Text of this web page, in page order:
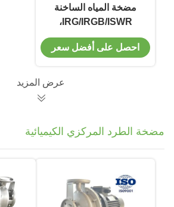
مضخة المياه الساخنة
IRG/IRGB/ISWR،
مكونات عالية التركيز،
صعود مواز/سلسلة
احصل على أفضل سعر
عرض المزيد
مضخة الطرد المركزي الكيميائية